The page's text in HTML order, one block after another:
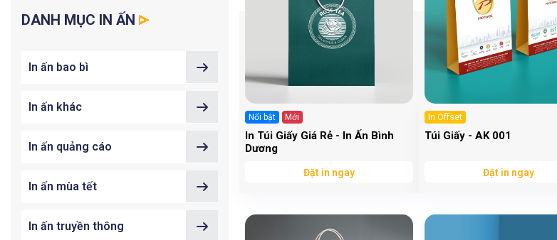
DANH MỤC IN ẤN
In ấn bao bì
In ấn khác
In ấn quảng cáo
In ấn mùa tết
In ấn truyền thông
Nổi bật Mới
In Túi Giấy Giá Rẻ - In Ấn Bình
Dương
Đặt in ngay
In Offset
Túi Giấy - AK 001
Đặt in ngay